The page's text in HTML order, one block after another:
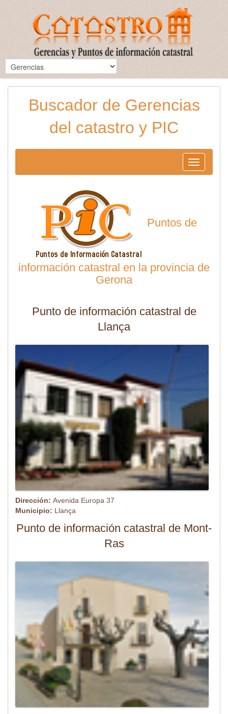
Buscador de Gerencias
del catastro y PIC
Toggle
navigation
Puntos de
información catastral en la provincia de
Gerona
Punto de información catastral de
Llança
Dirección: Avenida Europa 37
Municipio: Llança
Punto de información catastral de Mont-
Ras